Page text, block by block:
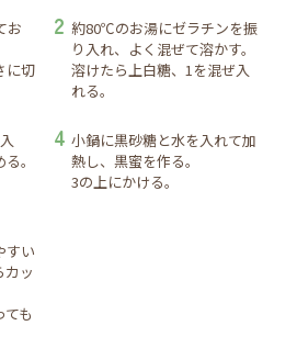
お
に切
約80℃のお湯にゼラチンを振
り入れ、よく混ぜて溶かす。
溶けたら上白糖、1を混ぜ入
れる。
。
小鍋に黒砂糖と水を入れて加
熱し、黒蜜を作る。
3の上にかける。
すい
カッ
も